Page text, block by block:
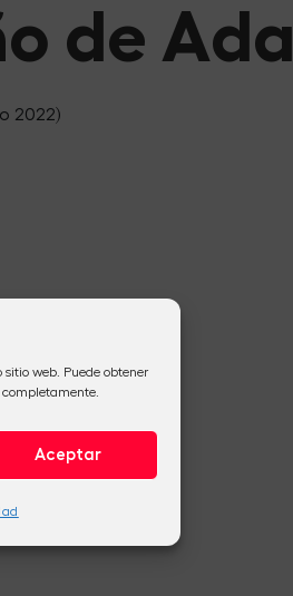
web. Puede obtener
Aceptar
de Ada
2022)